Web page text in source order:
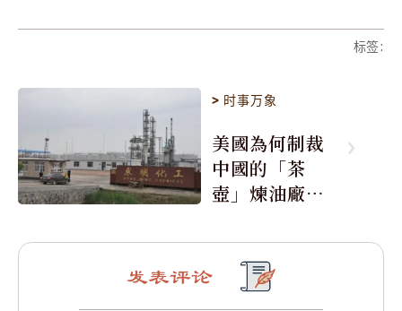
标签:
> 时事万象
美國為何制裁
中國的「茶
壺」煉油廠與4
发表评论